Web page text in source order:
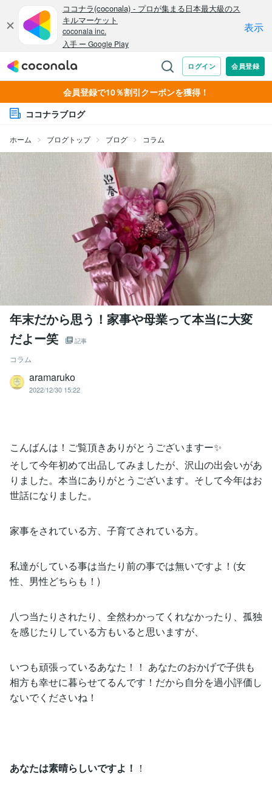
会員登録で10％割引クーポンを獲得！
ココナラブログ
ホーム ブログトップ ブログ コラム
年末だから思う！家事や母業って本当に大変
だよー笑
記事
コラム
aramaruko
2022/12/30 15:22
こんばんは！ご覧頂きありがとうございますー✨
そして今年初めて出品してみましたが、沢山の出会いがあ
りました。本当にありがとうございます。そして今年はお
世話になりました。
家事をされている方、子育てされている方。
私達がしている事は当たり前の事では無いですよ！(女
性、男性どちらも！)
八つ当たりされたり、全然わかってくれなかったり、孤独
を感じたりしている方もいると思いますが、
いつも頑張っているあなた！！ あなたのおかげで子供も
相方も幸せに暮らせてるんです！だから自分を過小評価し
ないでくださいね！
あなたは素晴らしいですよ！ ！